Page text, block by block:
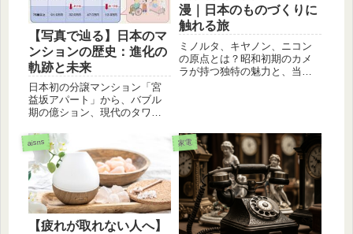
【写真で辿る】日本のマ
ンションの歴史：進化の
軌跡と未来
日本初の分譲マンション「宮
益坂アパート」から、バブル
期の億ション、現代のタワー
ションが歩んだ進化の軌跡を
貴重な写真と共に振り返りま
す。団地の誕生、リノベーシ
ョンブーム、そして2026年最
新のZEH・スマートマンショ
ン事情まで詳しく解説。日本
の住まいの変遷がこれ一記事
で丸わかりです。
漫｜日本のものづくりに
触れる旅
ミノルタ、キヤノン、ニコン
の原点とは？昭和初期のカメ
ラが持つ独特の魅力と、当時
aisns
【疲れが取れない人へ】
家電